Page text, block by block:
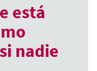
está
nadie